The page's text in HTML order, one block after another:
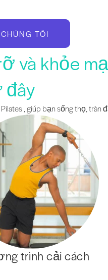
TÔI
và khỏe
, giúp bạn sống thọ, tràn
trình cải cách